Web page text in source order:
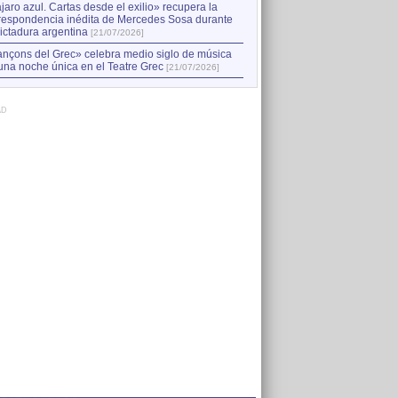
azul. Cartas desde el exilio» recupera la
inédita de Mercedes Sosa durante
argentina [21/07/2026]
del Grec» celebra medio siglo de música
noche única en el Teatre Grec [21/07/2026]